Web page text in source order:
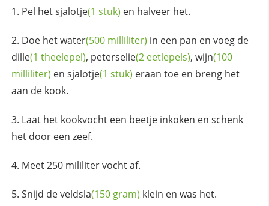
Pel hetsjalotje(1 stuk) en halveer het.
Doe hetwater(500 milliliter) in een pan en voeg de
dille(1 theelepel), peterselie(2 eetlepels), wijn(100
milliliter) en sjalotje(1 stuk) eraan toe en breng het
aan de kook.
Laat het kookvocht een beetje inkoken en schenk
het door een zeef.
Meet 250 mililiter vocht af.
Snijd develdsla(150 gram) klein en was het.